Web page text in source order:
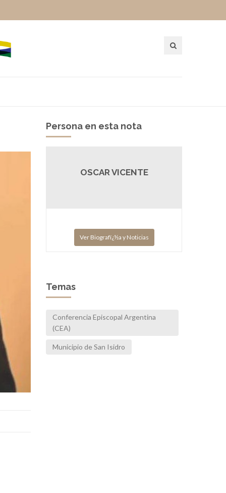
Persona en esta nota
OSCAR VICENTE
Ver Biografï¿½a y Noticias
Temas
Conferencia Episcopal Argentina
(CEA)
Municipio de San Isidro